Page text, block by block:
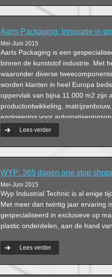
Aarts Packaging: Innovatie in
Mei-Juni 2015
Aarts Packaging is een
binnen de kunststof industrie. Met
waaronder diverse
worden klanten in heel Europa
oppervlak van bijna 11.000 m2 zijn
productontwikkeling,
engineering voor
magazijn met expeditie.
Lees verder
WYP: 365 dagen one stop
Mei-Juni 2015
Wyp Industrial Technic is al enige
Met meer dan twintig jaar ervaring
gespecialiseerd in exclusieve op
plastic onderdelen, aan de hand
Lees verder